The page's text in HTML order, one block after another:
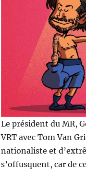
Le président du MR,
VRT avec Tom Van
nationaliste et
s’offusquent, car de